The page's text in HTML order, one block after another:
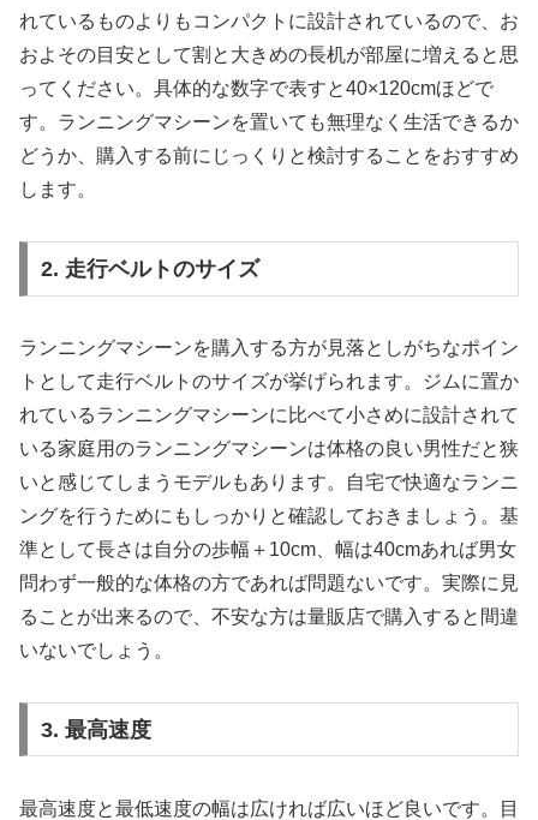
れているものよりもコンパクトに設計されているので、お
およその目安として割と大きめの長机が部屋に増えると思
ってください。具体的な数字で表すと40×120cmほどで
す。ランニングマシーンを置いても無理なく生活できるか
どうか、購入する前にじっくりと検討することをおすすめ
します。
2. 走行ベルトのサイズ
ランニングマシーンを購入する方が見落としがちなポイン
トとして走行ベルトのサイズが挙げられます。ジムに置か
れているランニングマシーンに比べて小さめに設計されて
いる家庭用のランニングマシーンは体格の良い男性だと狭
いと感じてしまうモデルもあります。自宅で快適なランニ
ングを行うためにもしっかりと確認しておきましょう。基
準として長さは自分の歩幅＋10cm、幅は40cmあれば男女
問わず一般的な体格の方であれば問題ないです。実際に見
ることが出来るので、不安な方は量販店で購入すると間違
いないでしょう。
3. 最高速度
最高速度と最低速度の幅は広ければ広いほど良いです。目